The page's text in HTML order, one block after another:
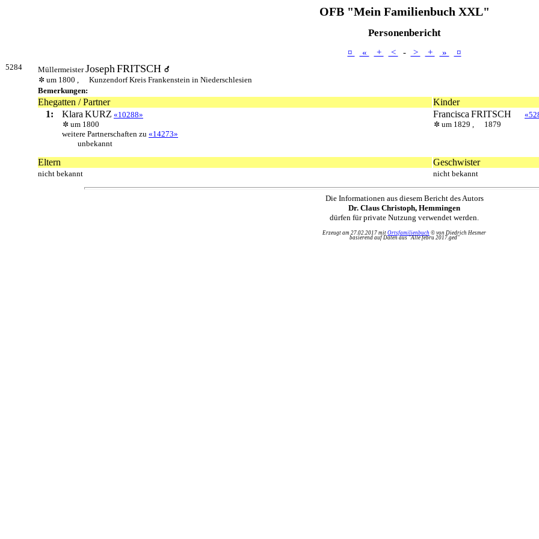
OFB "Mein Familienbuch XXL"
Personenbericht
¤ « + < - > + » ¤
5284 MüllermeisterJosephFRITSCH
um 1800 ,
Kunzendorf Kreis Frankenstein in Niederschlesien
Bemerkungen:
Ehegatten / Partner
Kinder
1:
Klara KURZ «10288»
um 1800
weitere Partnerschaften zu «14273»
unbekannt
Francisca FRITSCH
um 1829 ,
1879
Eltern Geschwister
nicht bekannt nicht bekannt
Die Informationen aus diesem Bericht des Autors
Dr. Claus Christoph, Hemmingen
dürfen für private Nutzung verwendet werden.
Erzeugt am 27.02.2017 mit Ortsfamilienbuch © von Diedrich Hesmer
basierend auf Daten aus "Alle febru 2017.ged"